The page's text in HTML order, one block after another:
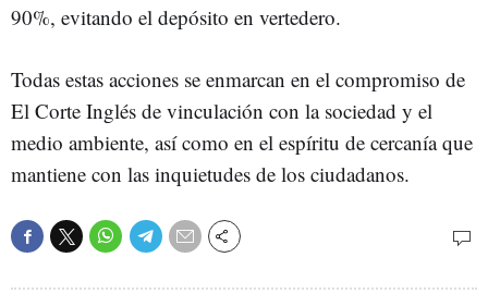
90%, evitando el depósito en vertedero.
Todas estas acciones se enmarcan en el compromiso de
El Corte Inglés de vinculación con la sociedad y el
medio ambiente, así como en el espíritu de cercanía que
mantiene con las inquietudes de los ciudadanos.